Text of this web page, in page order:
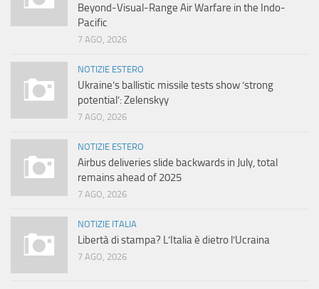
Beyond-Visual-Range Air Warfare in the Indo-
Pacific
7 AGO, 2026
NOTIZIE ESTERO
Ukraine’s ballistic missile tests show ‘strong
potential’: Zelenskyy
7 AGO, 2026
NOTIZIE ESTERO
Airbus deliveries slide backwards in July, total
remains ahead of 2025
7 AGO, 2026
NOTIZIE ITALIA
Libertà di stampa? L’Italia è dietro l’Ucraina
7 AGO, 2026